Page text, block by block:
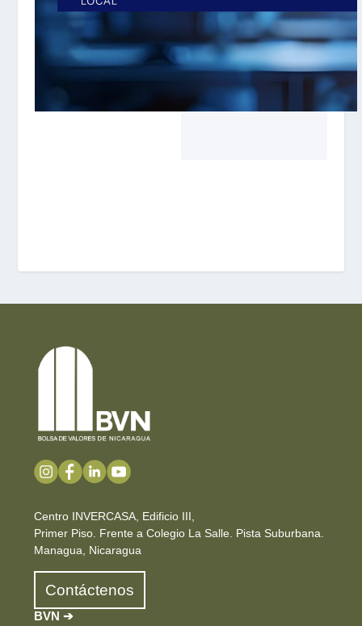
Centro INVERCASA, Edificio III,
Primer Piso. Frente a Colegio La Salle. Pista Suburbana.
Managua, Nicaragua
Contáctenos
BVN ➔